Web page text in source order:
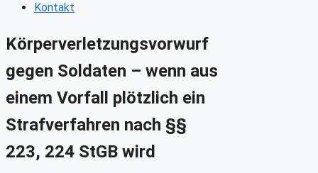
Kontakt
Körperverletzungsvorwurf
gegen Soldaten – wenn aus
einem Vorfall plötzlich ein
Strafverfahren nach §§
223, 224 StGB wird